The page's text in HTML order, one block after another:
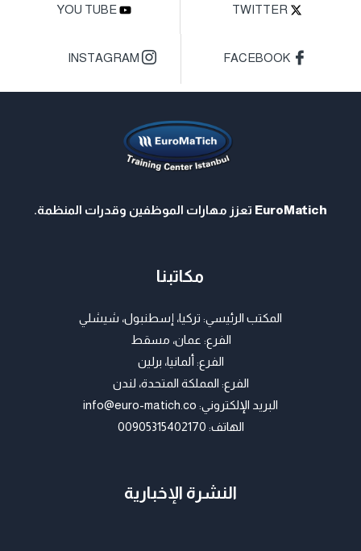
EuroMatich تعزز مهارات الموظفين وقدرات المنظمة.
مكاتبنا
المكتب الرئيسي: تركيا، إسطنبول، شيشلي
الفرع: عمان، مسقط
الفرع: ألمانيا، برلين
الفرع: المملكة المتحدة، لندن
البريد الإلكتروني: info@euro-matich.co
الهاتف: 00905315402170
النشرة الإخبارية